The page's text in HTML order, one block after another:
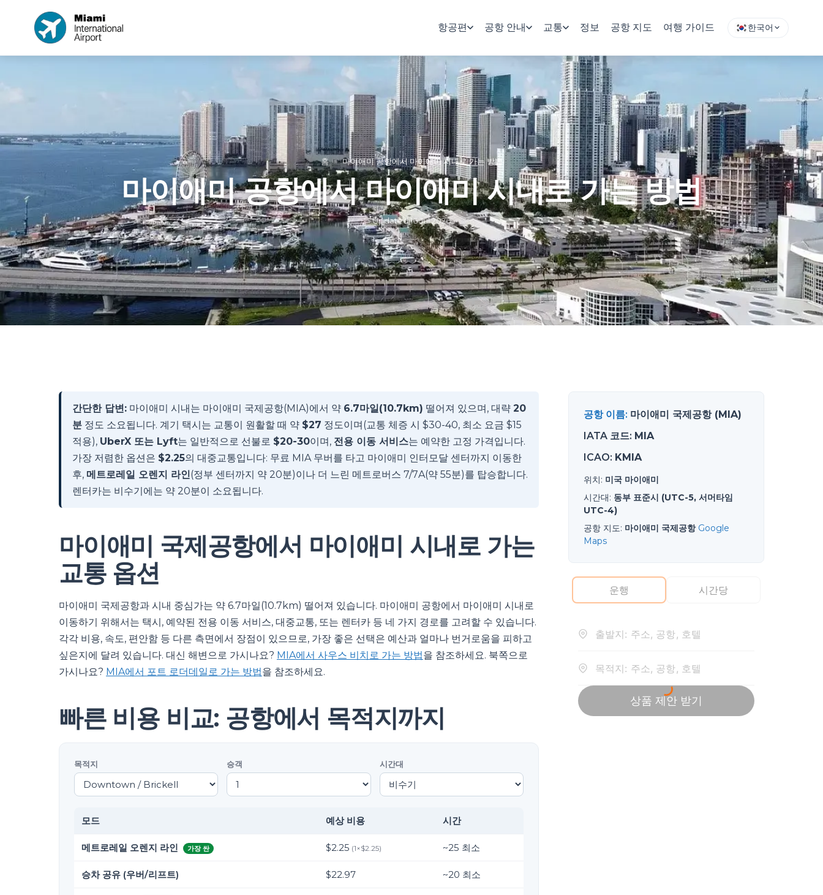
항공편 공항 안내 교통 정보 공항 지도 여행 가이드 한국어
홈 » 마이애미 공항에서 마이애미 시내로 가는 방법
마이애미 공항에서 마이애미 시내로 가는 방법
Updated16 Jul 2026
간단한 답변: 마이애미 시내는 마이애미 국제공항(MIA)에서 약 6.7마일(10.7km) 떨어져 있으며, 대략 20
분 정도 소요됩니다. 계기 택시는 교통이 원활할 때 약 $27 정도이며(교통 체증 시 $30-40, 최소 요금 $15
적용), UberX 또는 Lyft는 일반적으로 선불로 $20-30이며, 전용 이동 서비스는 예약한 고정 가격입니다.
가장 저렴한 옵션은 $2.25의 대중교통입니다: 무료 MIA 무버를 타고 마이애미 인터모달 센터까지 이동한
후, 메트로레일 오렌지 라인(정부 센터까지 약 20분)이나 더 느린 메트로버스 7/7A(약 55분)를 탑승합니다.
렌터카는 비수기에는 약 20분이 소요됩니다.
마이애미 국제공항에서 마이애미 시내로 가는
교통 옵션
마이애미 국제공항과 시내 중심가는 약 6.7마일(10.7km) 떨어져 있습니다. 마이애미 공항에서 마이애미 시내로
이동하기 위해서는 택시, 예약된 전용 이동 서비스, 대중교통, 또는 렌터카 등 네 가지 경로를 고려할 수 있습니다.
각각 비용, 속도, 편안함 등 다른 측면에서 장점이 있으므로, 가장 좋은 선택은 예산과 얼마나 번거로움을 피하고
싶은지에 달려 있습니다. 대신 해변으로 가시나요? MIA에서 사우스 비치로 가는 방법을 참조하세요. 북쪽으로
가시나요? MIA에서 포트 로더데일로 가는 방법을 참조하세요.
빠른 비용 비교: 공항에서 목적지까지
목적지 승객 시간대
모드 예상 비용 시간
메트로레일 오렌지 라인 가장 싼 $2.25 (1×$2.25) ~25 최소
승차 공유 (우버/리프트) $22.97 ~20 최소
공항 이름: 마이애미 국제공항 (MIA)
IATA 코드: MIA
ICAO: KMIA
위치: 미국 마이애미
시간대: 동부 표준시 (UTC-5, 서머타임
UTC-4)
공항 지도: 마이애미 국제공항 Google
Maps